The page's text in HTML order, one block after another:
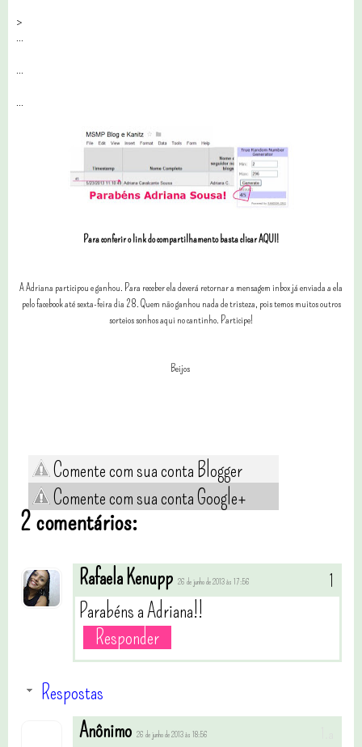
>
Para conferir o link do compartilhamento basta clicar AQUI!
A Adriana participou e ganhou. Para receber ela deverá retornar a mensagem inbox já enviada a ela
pelo facebook até sexta-feira dia 28. Quem não ganhou nada de tristeza, pois temos muitos outros
sorteios sonhos aqui no cantinho. Participe!
Beijos
Comente com sua conta Blogger
Comente com sua conta Google+
2 comentários:
Rafaela Kenupp 26 de junho de 2013 às 17:56
Parabéns a Adriana!!
Responder
Respostas
Anônimo 26 de junho de 2013 às 18:56